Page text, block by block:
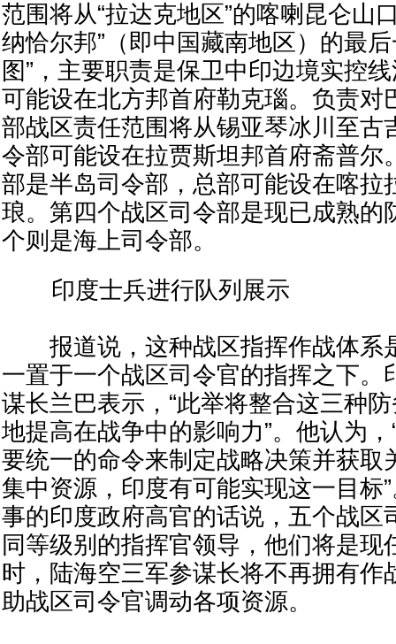
范围将从“拉达克地区”的喀喇昆仑山
纳恰尔邦”（即中国藏南地区）的最
图”，主要职责是保卫中印边境实控
可能设在北方邦首府勒克瑙。负责对
部战区责任范围将从锡亚琴冰川至古
令部可能设在拉贾斯坦邦首府斋普尔
部是半岛司令部，总部可能设在喀拉
琅。第四个战区司令部是现已成熟的
个则是海上司令部。
印度士兵进行队列展示
报道说，这种战区指挥作战体系
一置于一个战区司令官的指挥之下。
谋长兰巴表示，“此举将整合这三种
地提高在战争中的影响力”。他认为
要统一的命令来制定战略决策并获取
集中资源，印度有可能实现这一目标
事的印度政府高官的话说，五个战区
同等级别的指挥官领导，他们将是现
时，陆海空三军参谋长将不再拥有作
助战区司令官调动各项资源。